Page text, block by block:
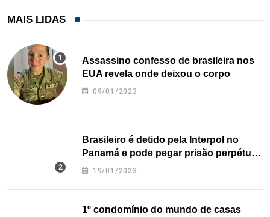
MAIS LIDAS
Assassino confesso de brasileira nos
EUA revela onde deixou o corpo
09/01/2023
Brasileiro é detido pela Interpol no
Panamá e pode pegar prisão perpétua
nos EUA
19/01/2023
1º condomínio do mundo de casas